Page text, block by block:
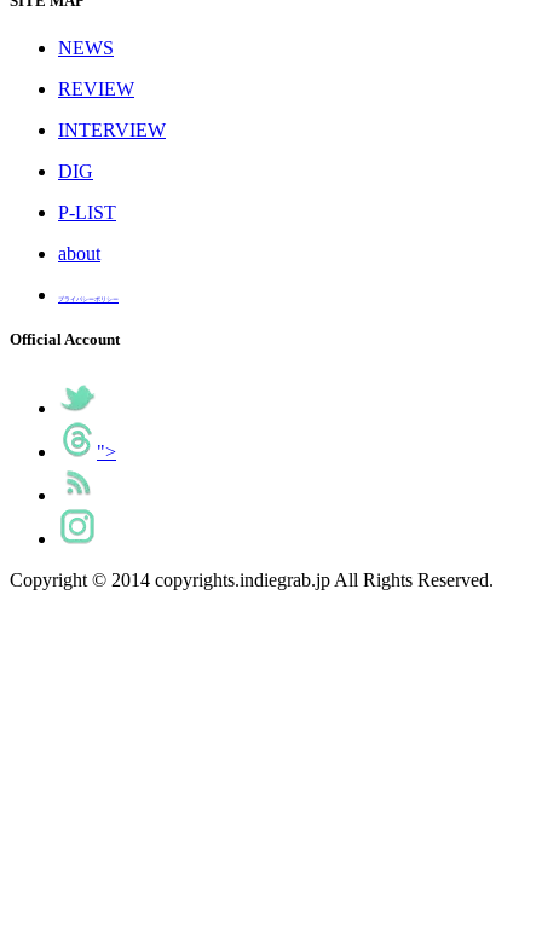
NEWS
REVIEW
INTERVIEW
DIG
P-LIST
about
プライバシーポリシー
Official Account
">
Copyright © 2014 copyrights.indiegrab.jp All Rights Reserved.